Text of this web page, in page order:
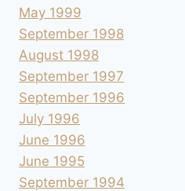
May 1999
September 1998
August 1998
September 1997
September 1996
July 1996
June 1996
June 1995
September 1994